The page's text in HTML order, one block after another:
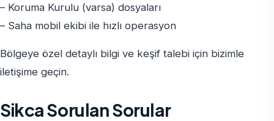
– Koruma Kurulu (varsa) dosyaları
– Saha mobil ekibi ile hızlı operasyon
Bölgeye özel detaylı bilgi ve keşif talebi için bizimle
iletişime geçin.
Sikca Sorulan Sorular